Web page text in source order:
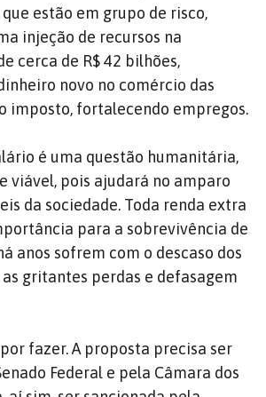
estão em grupo de risco,
injeção de recursos na
cerca de R$ 42 bilhões,
novo no comércio das
imposto, fortalecendo empregos.
é uma questão humanitária,
viável, pois ajudará no amparo
da sociedade. Toda renda extra
para a sobrevivência de
anos sofrem com o descaso dos
gritantes perdas e defasagem
fazer. A proposta precisa ser
Federal e pela Câmara dos